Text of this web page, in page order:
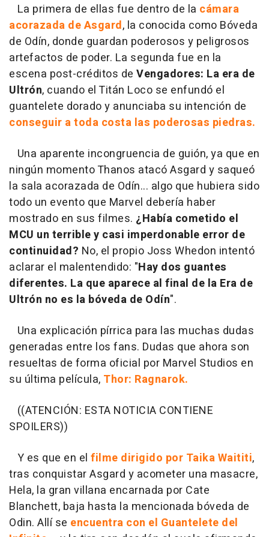
La primera de ellas fue dentro de la cámara
acorazada de Asgard, la conocida como Bóveda
de Odín, donde guardan poderosos y peligrosos
artefactos de poder. La segunda fue en la
escena post-créditos de Vengadores: La era de
Ultrón, cuando el Titán Loco se enfundó el
guantelete dorado y anunciaba su intención de
conseguir a toda costa las poderosas piedras.
Una aparente incongruencia de guión, ya que en
ningún momento Thanos atacó Asgard y saqueó
la sala acorazada de Odín... algo que hubiera sido
todo un evento que Marvel debería haber
mostrado en sus filmes. ¿Había cometido el
MCU un terrible y casi imperdonable error de
continuidad? No, el propio Joss Whedon intentó
aclarar el malentendido: "Hay dos guantes
diferentes. La que aparece al final de la Era de
Ultrón no es la bóveda de Odín".
Una explicación pírrica para las muchas dudas
generadas entre los fans. Dudas que ahora son
resueltas de forma oficial por Marvel Studios en
su última película, Thor: Ragnarok.
((ATENCIÓN: ESTA NOTICIA CONTIENE
SPOILERS))
Y es que en el filme dirigido por Taika Waititi,
tras conquistar Asgard y acometer una masacre,
Hela, la gran villana encarnada por Cate
Blanchett, baja hasta la mencionada bóveda de
Odin. Allí se encuentra con el Guantelete del